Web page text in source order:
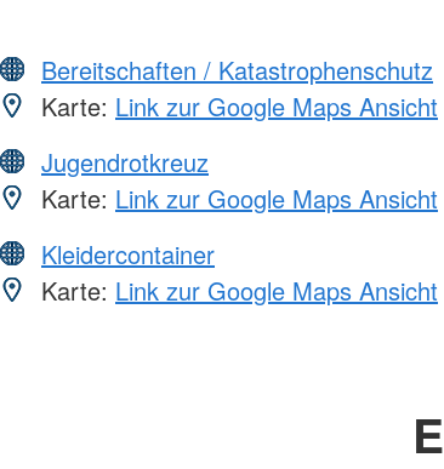
Bereitschaften / Katastrophenschutz
Karte: Link zur Google Maps Ansicht
Jugendrotkreuz
Karte: Link zur Google Maps Ansicht
Kleidercontainer
Karte: Link zur Google Maps Ansicht